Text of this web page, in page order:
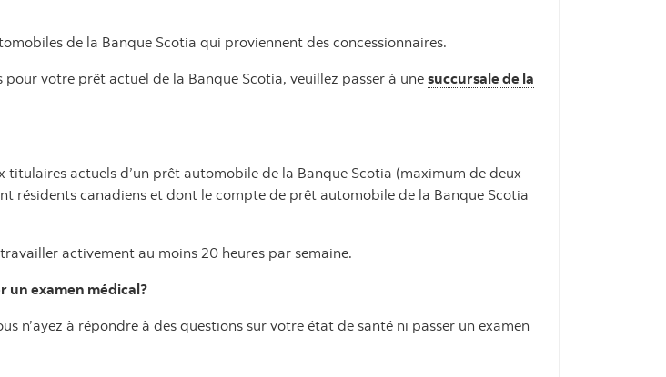
de la Banque Scotia qui proviennent des concessionnaires.
votre prêt actuel de la Banque Scotia, veuillez passer à une succursale de la
actuels d’un prêt automobile de la Banque Scotia (maximum de deux
résidents canadiens et dont le compte de prêt automobile de la Banque Scotia
activement au moins 20 heures par semaine.
un examen médical?
n’ayez à répondre à des questions sur votre état de santé ni passer un examen